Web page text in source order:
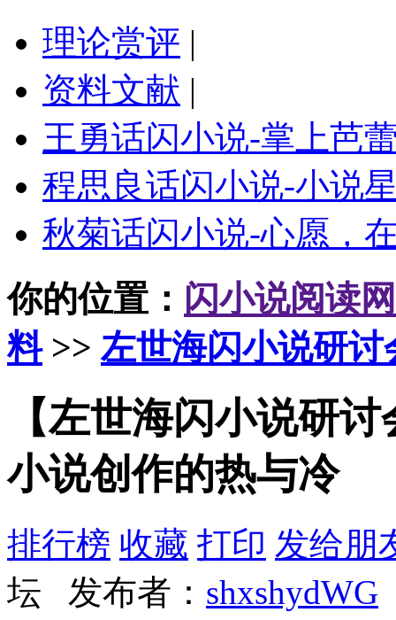
理论赏评 |
资料文献 |
王勇话闪小说-掌上芭
程思良话闪小说-小说
秋菊话闪小说-心愿，
你的位置： 闪小说阅读网
料>> 左世海闪小说研讨
【左世海闪小说研
小说创作的热与冷
排行榜 收藏 打印 发给朋
坛 发布者： shxshydWG